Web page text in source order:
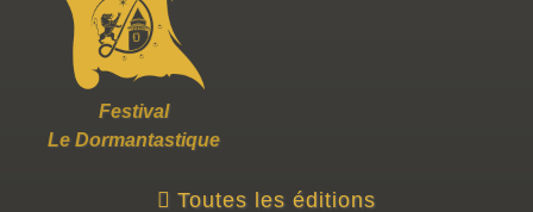
Festival
Le Dormantastique
Toutes les éditions